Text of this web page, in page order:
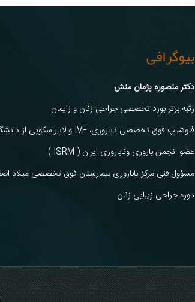
بیوگرافی
دکتر منصوره پژمان منش
رتبه برتر بورد تخصصی جراحی زنان و زایمان
فلوشیپ فوق تخصصی ناباروری، IVF و لاپاراسکوپی از دانشگاه علوم پزشکی تهران
عضو انجمن باروری وناباروری ایران ( ISRM )
مسؤول فنی مرکز ناباروری بیمارستان فوق تخصصی میلاد
دوره جراحی زیبایی زنان